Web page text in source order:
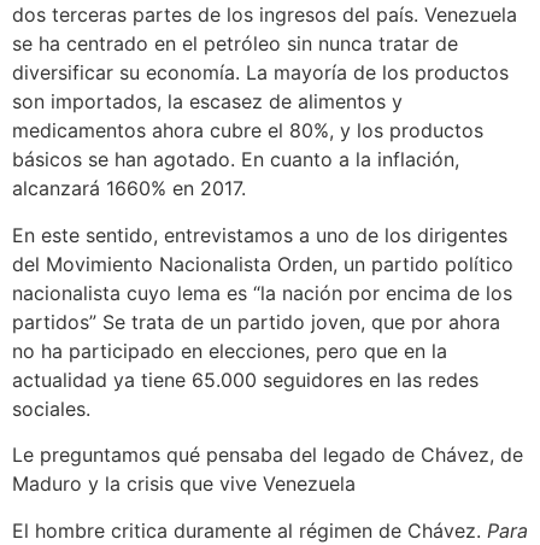
dos terceras partes de los ingresos del país. Venezuela
se ha centrado en el petróleo sin nunca tratar de
diversificar su economía. La mayoría de los productos
son importados, la escasez de alimentos y
medicamentos ahora cubre el 80%, y los productos
básicos se han agotado. En cuanto a la inflación,
alcanzará 1660% en 2017.
En este sentido, entrevistamos a uno de los dirigentes
del Movimiento Nacionalista Orden, un partido político
nacionalista cuyo lema es “la nación por encima de los
partidos” Se trata de un partido joven, que por ahora
no ha participado en elecciones, pero que en la
actualidad ya tiene 65.000 seguidores en las redes
sociales.
Le preguntamos qué pensaba del legado de Chávez, de
Maduro y la crisis que vive Venezuela
El hombre critica duramente al régimen de Chávez. Para